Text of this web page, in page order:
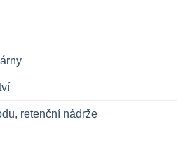
retenční nádrže